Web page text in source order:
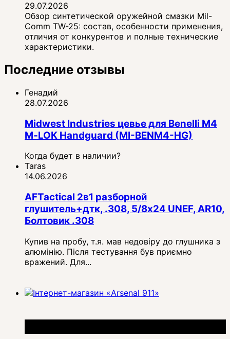
29.07.2026
Обзор синтетической оружейной смазки Mil-
Comm TW-25: состав, особенности применения,
отличия от конкурентов и полные технические
характеристики.
Последние отзывы
Генадий
28.07.2026
Midwest Industries цевье для Benelli M4
M‑LOK Handguard (MI-BENM4-HG)
Когда будет в наличии?
Taras
14.06.2026
AFTactical 2в1 разборной
глушитель+дтк, .308, 5/8x24 UNEF, AR10,
Болтовик .308
Купив на пробу, т.я. мав недовіру до глушника з
алюмінію. Після тестування був приємно
вражений. Для...